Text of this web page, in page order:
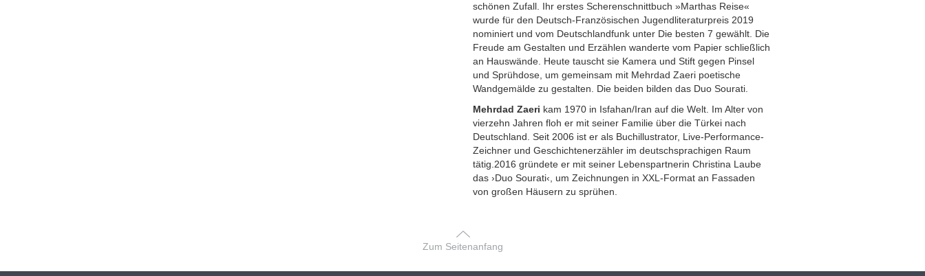
schönen Zufall. Ihr erstes Scherenschnittbuch »Marthas Reise«
wurde für den Deutsch-Französischen Jugendliteraturpreis 2019
nominiert und vom Deutschlandfunk unter Die besten 7 gewählt. Die
Freude am Gestalten und Erzählen wanderte vom Papier schließlich
an Hauswände. Heute tauscht sie Kamera und Stift gegen Pinsel
und Sprühdose, um gemeinsam mit Mehrdad Zaeri poetische
Wandgemälde zu gestalten. Die beiden bilden das Duo Sourati.
Mehrdad Zaeri kam 1970 in Isfahan/Iran auf die Welt. Im Alter von
vierzehn Jahren floh er mit seiner Familie über die Türkei nach
Deutschland. Seit 2006 ist er als Buchillustrator, Live-Performance-
Zeichner und Geschichtenerzähler im deutschsprachigen Raum
tätig.2016 gründete er mit seiner Lebenspartnerin Christina Laube
das ›Duo Sourati‹, um Zeichnungen in XXL-Format an Fassaden
von großen Häusern zu sprühen.
Zum Seitenanfang